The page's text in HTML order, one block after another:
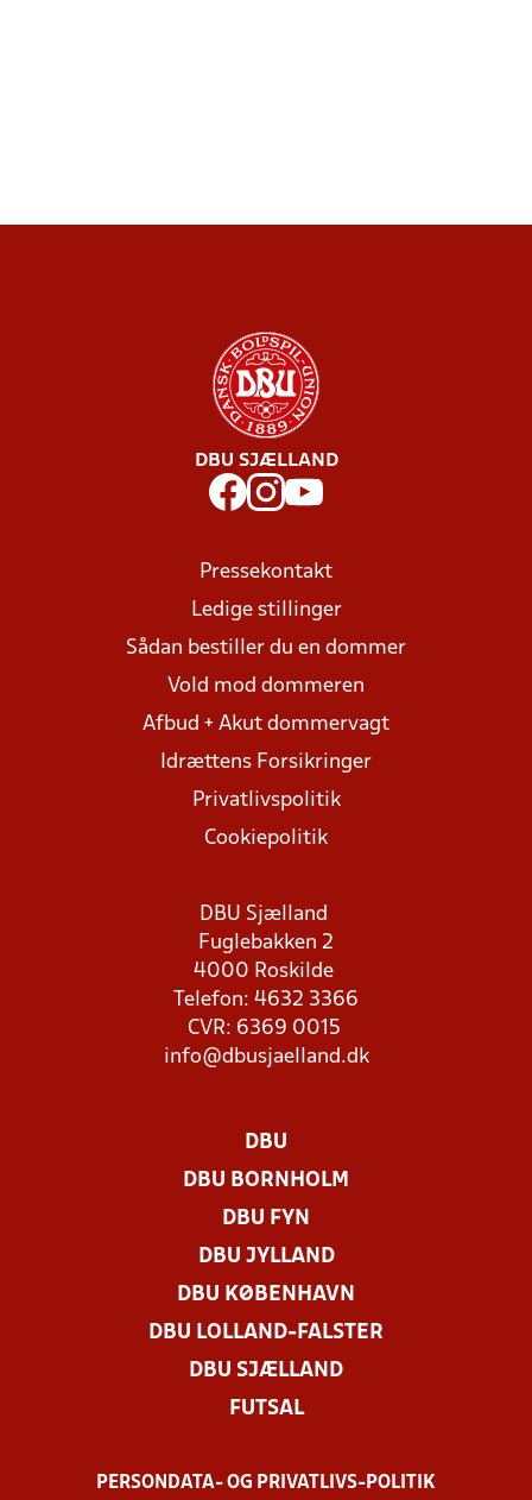
DBU SJÆLLAND
Pressekontakt
Ledige stillinger
Sådan bestiller du en dommer
Vold mod dommeren
Afbud + Akut dommervagt
Idrættens Forsikringer
Privatlivspolitik
Cookiepolitik
DBU Sjælland
Fuglebakken 2
4000 Roskilde
Telefon: 4632 3366
CVR: 6369 0015
info@dbusjaelland.dk
DBU
DBU BORNHOLM
DBU FYN
DBU JYLLAND
DBU KØBENHAVN
DBU LOLLAND-FALSTER
DBU SJÆLLAND
FUTSAL
PERSONDATA- OG PRIVATLIVS-POLITIK